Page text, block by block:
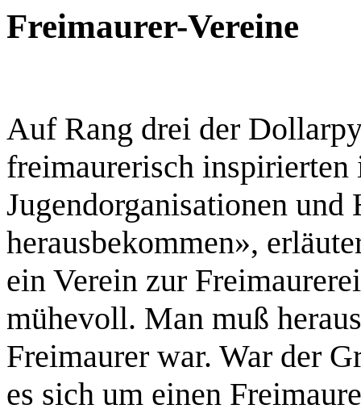
Freimaurer-Vereine
Auf Rang drei der
freimaurerisch inspirierten
Jugendorganisationen
herausbekommen»,
ein Verein zur
mühevoll. Man muß
Freimaurer war. War der
es sich um einen